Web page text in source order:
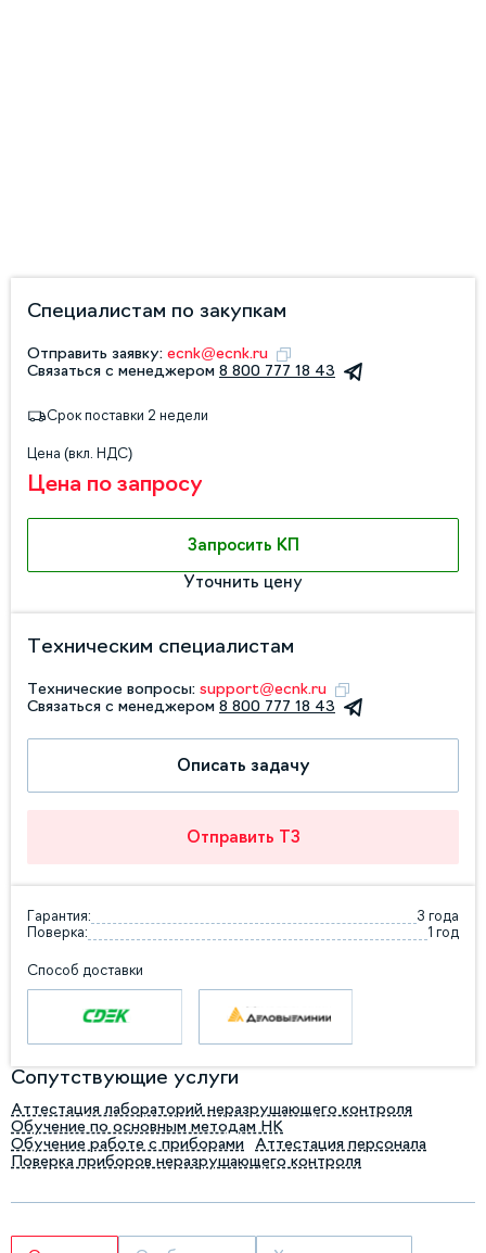
Специалистам по закупкам
Отправить заявку: ecnk@ecnk.ru
Связаться с менеджером 8 800 777 18 43
Срок поставки 2 недели
Цена (вкл. НДС)
Цена по запросу
Запросить КП
Уточнить цену
Техническим специалистам
Технические вопросы: support@ecnk.ru
Связаться с менеджером 8 800 777 18 43
Описать задачу
Отправить ТЗ
Гарантия:
3 года
Поверка:
1 год
Способ доставки
Сопутствующие услуги
Аттестация лабораторий неразрушающего контроля
Обучение по основным методам НК
Обучение работе с приборами
Аттестация персонала
Поверка приборов неразрушающего контроля